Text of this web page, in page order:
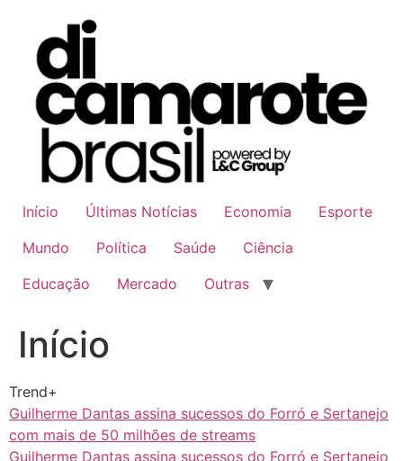
conteúdo
Início Últimas Notícias Economia
Esporte
Mundo
Política Saúde
Ciência
Educação
Mercado Outras
Início
Trend+
Guilherme Dantas assina sucessos do Forró e Sertanejo
com mais de 50 milhões de streams
Guilherme Dantas assina sucessos do Forró e Sertanejo